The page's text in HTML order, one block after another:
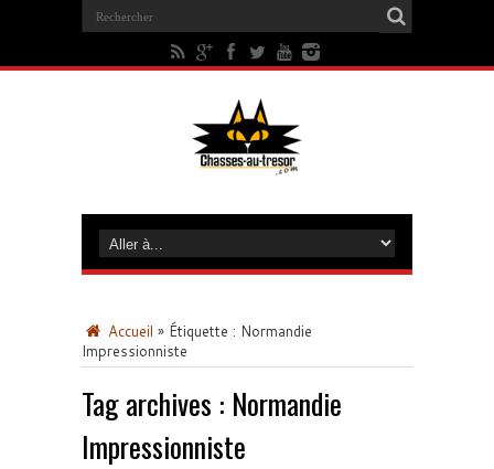
Accueil » Étiquette : Normandie
Impressionniste
Tag archives : Normandie
Impressionniste